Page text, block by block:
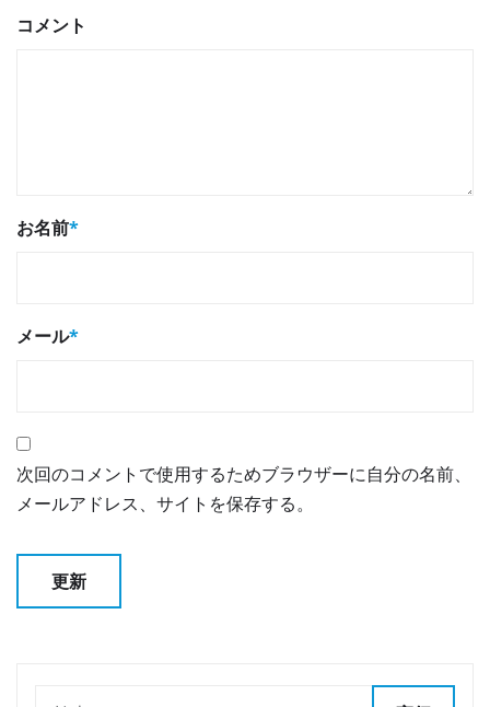
コメント
お名前*
メール*
次回のコメントで使用するためブラウザーに自分の名前、
メールアドレス、サイトを保存する。